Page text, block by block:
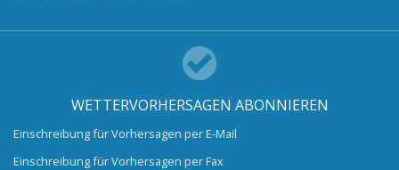
WETTERVORHERSAGEN ABONNIEREN
Einschreibung für Vorhersagen per E-Mail
Einschreibung für Vorhersagen per Fax